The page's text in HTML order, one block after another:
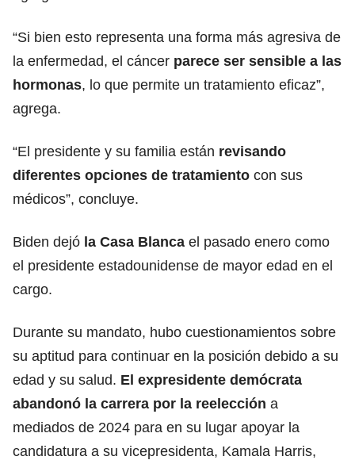
“Si bien esto representa una forma más agresiva de
la enfermedad, el cáncer parece ser sensible a las
hormonas, lo que permite un tratamiento eficaz”,
agrega.
“El presidente y su familia están revisando
diferentes opciones de tratamiento con sus
médicos”, concluye.
Biden dejó la Casa Blanca el pasado enero como
el presidente estadounidense de mayor edad en el
cargo.
Durante su mandato, hubo cuestionamientos sobre
su aptitud para continuar en la posición debido a su
edad y su salud. El expresidente demócrata
abandonó la carrera por la reelección a
mediados de 2024 para en su lugar apoyar la
candidatura a su vicepresidenta, Kamala Harris,